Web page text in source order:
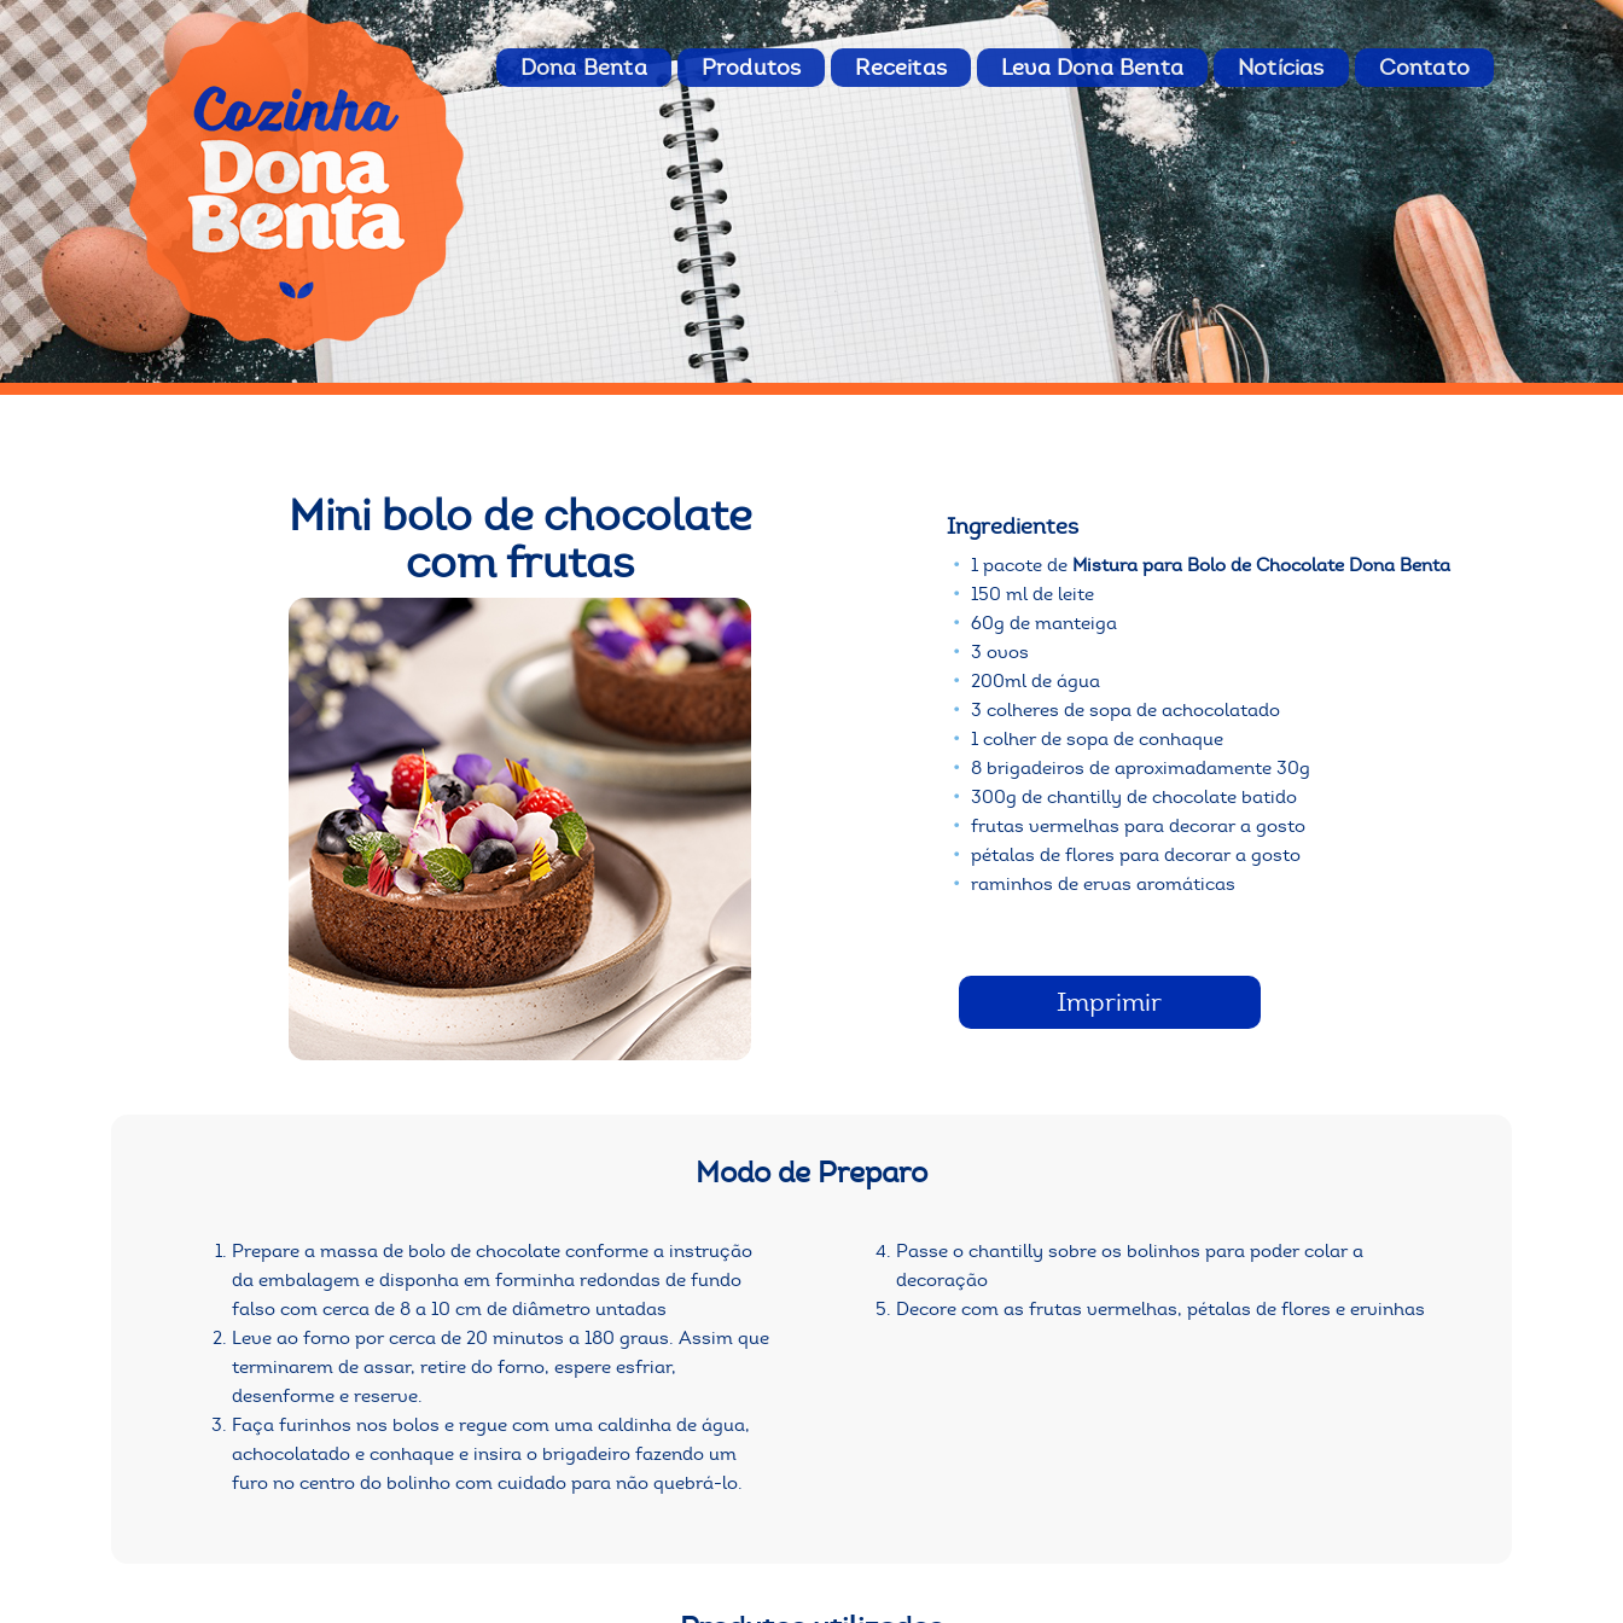
Dona Benta Produtos Receitas Leva Dona Benta Notícias Contato
Mini bolo de chocolate
com frutas
Ingredientes
1 pacote de Mistura para Bolo de Chocolate Dona Benta
150 ml de leite
60g de manteiga
3 ovos
200ml de água
3 colheres de sopa de achocolatado
1 colher de sopa de conhaque
8 brigadeiros de aproximadamente 30g
300g de chantilly de chocolate batido
frutas vermelhas para decorar a gosto
pétalas de flores para decorar a gosto
raminhos de ervas aromáticas
Imprimir
Modo de Preparo
Prepare a massa de bolo de chocolate conforme a instrução
da embalagem e disponha em forminha redondas de fundo
falso com cerca de 8 a 10 cm de diâmetro untadas
Leve ao forno por cerca de 20 minutos a 180 graus. Assim que
terminarem de assar, retire do forno, espere esfriar,
desenforme e reserve.
Faça furinhos nos bolos e regue com uma caldinha de água,
achocolatado e conhaque e insira o brigadeiro fazendo um
furo no centro do bolinho com cuidado para não quebrá-lo.
Passe o chantilly sobre os bolinhos para poder colar a
decoração
Decore com as frutas vermelhas, pétalas de flores e ervinhas